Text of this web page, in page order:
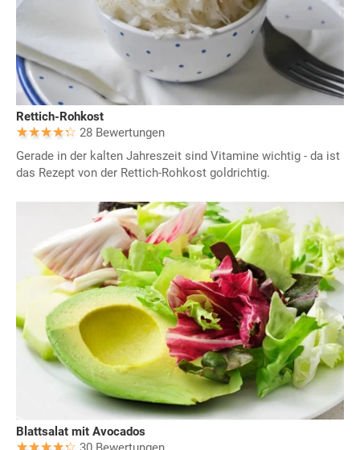
Rettich-Rohkost
28 Bewertungen
Gerade in der kalten Jahreszeit sind Vitamine wichtig - da ist
das Rezept von der Rettich-Rohkost goldrichtig.
Blattsalat mit Avocados